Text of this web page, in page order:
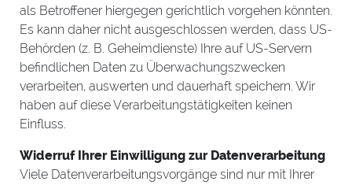
als Betroffener hiergegen gerichtlich vorgehen könnten.
Es kann daher nicht ausgeschlossen werden, dass US-
Behörden (z. B. Geheimdienste) Ihre auf US-Servern
befindlichen Daten zu Überwachungszwecken
verarbeiten, auswerten und dauerhaft speichern. Wir
haben auf diese Verarbeitungstätigkeiten keinen
Einfluss.
Widerruf Ihrer Einwilligung zur Datenverarbeitung
Viele Datenverarbeitungsvorgänge sind nur mit Ihrer